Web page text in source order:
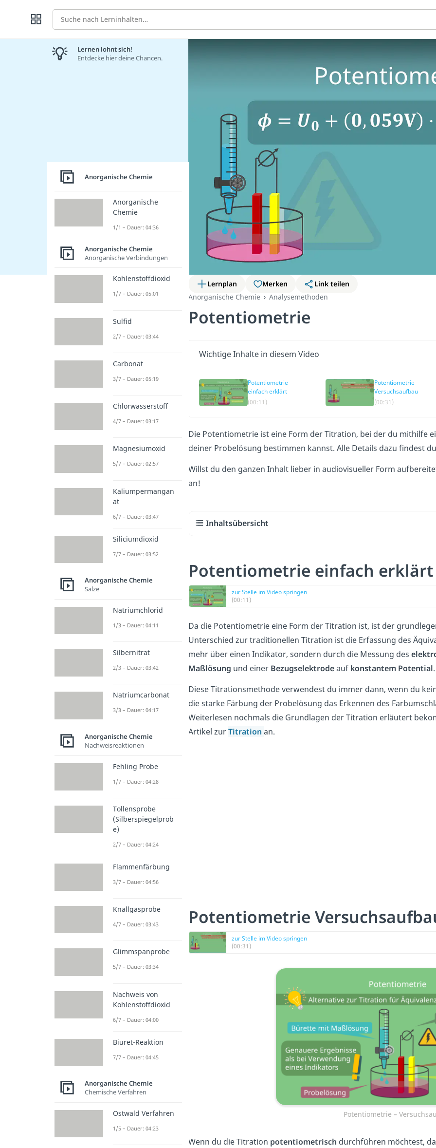
Suche
Lernplan Merken
Link teilen
Anorganische Chemie
Analysemethoden
Potentiometrie
Wichtige Inhalte in diesem Video
Potentiometrie
einfach erklärt
(00:11)
Potentiometrie
Versuchsaufbau
(00:31)
Die Potentiometrie ist eine Form der Titration, bei der du mithilfe
deiner Probelösung bestimmen kannst. Alle Details dazu findest
Willst du den ganzen Inhalt lieber in audiovisueller Form
an!
Inhaltsübersicht
Potentiometrie einfach erklärt
zur Stelle im Video springen
(00:11)
Da die Potentiometrie eine Form der Titration ist, ist der
Unterschied zur traditionellen Titration ist die Erfassung des
mehr über einen Indikator, sondern durch die Messung des
Maßlösung und einer Bezugselektrodeauf konstantem Potential.
Diese Titrationsmethode verwendest du immer dann, wenn du
die starke Färbung der Probelösung das Erkennen des
Weiterlesen nochmals die Grundlagen der Titration erläutert
Artikel zurTitration an.
Potentiometrie
zur Stelle im Video springen
(00:31)
Potentiometrie –
Wenn du die Titration potentiometrisch durchführen möchtest,
Lernen lohnt sich!
Entdecke hier deine Chancen.
Anorganische Chemie
Anorganische
Chemie
1/1 – Dauer: 04:36
Anorganische Chemie
Anorganische Verbindungen
Kohlenstoffdioxid
1/7 – Dauer: 05:01
Sulfid
2/7 – Dauer: 03:44
Carbonat
3/7 – Dauer: 05:19
Chlorwasserstoff
4/7 – Dauer: 03:17
Magnesiumoxid
5/7 – Dauer: 02:57
Kaliumpermangan
at
6/7 – Dauer: 03:47
Siliciumdioxid
7/7 – Dauer: 03:52
Anorganische Chemie
Salze
Natriumchlorid
1/3 – Dauer: 04:11
Silbernitrat
2/3 – Dauer: 03:42
Natriumcarbonat
3/3 – Dauer: 04:17
Anorganische Chemie
Nachweisreaktionen
Fehling Probe
1/7 – Dauer: 04:28
Tollensprobe
(Silberspiegelprob
e)
2/7 – Dauer: 04:24
Flammenfärbung
3/7 – Dauer: 04:56
Knallgasprobe
4/7 – Dauer: 03:43
Glimmspanprobe
5/7 – Dauer: 03:34
Nachweis von
Kohlenstoffdioxid
6/7 – Dauer: 04:00
Biuret-Reaktion
7/7 – Dauer: 04:45
Anorganische Chemie
Chemische Verfahren
Ostwald Verfahren
1/5 – Dauer: 04:23